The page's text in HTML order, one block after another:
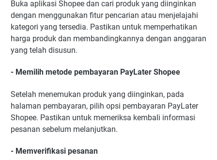
Buka aplikasi Shopee dan cari produk yang diinginkan
dengan menggunakan fitur pencarian atau menjelajahi
kategori yang tersedia. Pastikan untuk memperhatikan
harga produk dan membandingkannya dengan anggaran
yang telah disusun.
- Memilih metode pembayaran PayLater Shopee
Setelah menemukan produk yang diinginkan, pada
halaman pembayaran, pilih opsi pembayaran PayLater
Shopee. Pastikan untuk memeriksa kembali informasi
pesanan sebelum melanjutkan.
- Memverifikasi pesanan